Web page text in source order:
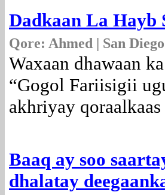
Dadkaan La Hayb
Qore: Ahmed | San
Waxaan dhawaan
“Gogol Fariisigii
akhriyay qoraalkaas
Baaq ay soo
dhalatay